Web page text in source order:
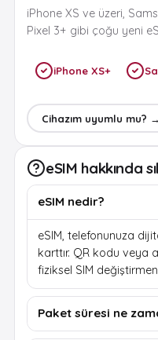
iPhone XS ve üzeri,
Pixel 3+ gibi çoğu yeni
iPhone XS+
Cihazım uyumlu mu? →
eSIM hakkında
eSIM nedir?
eSIM, telefonunuza
karttır. QR kodu veya
fiziksel SIM
Paket süresi ne